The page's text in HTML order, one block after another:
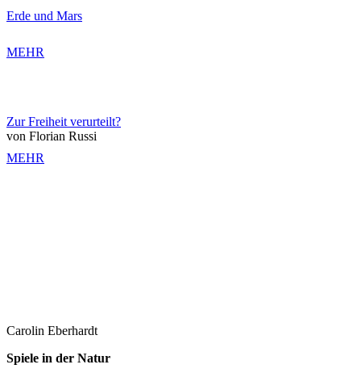
Erde und Mars
MEHR
Zur Freiheit verurteilt?
von Florian Russi
MEHR
Carolin Eberhardt
Spiele in der Natur